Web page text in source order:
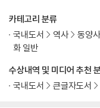
고향에 지은 화교의 집―조
6장 가까운 오지
객가 유민들의 생존 방식―
먀오족을 둘러싼 ‘오래된
수상내역 및 미디어 추천
국내도서
큰글자도서
카테고리 분류
국내도서
역사 동양
화 일반